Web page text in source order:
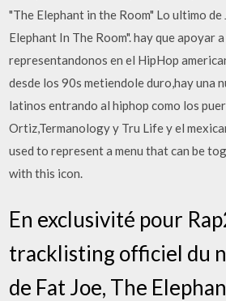
"The Elephant in the Room" Lo ultimo de
Elephant In The Room". hay que apoyar
representandonos en el HipHop
desde los 90s metiendole duro,hay una
latinos entrando al hiphop como los
Ortiz,Termanology y Tru Life y el
used to represent a menu that can be
with this icon.
En exclusivité pour
tracklisting officiel du
de Fat Joe, The